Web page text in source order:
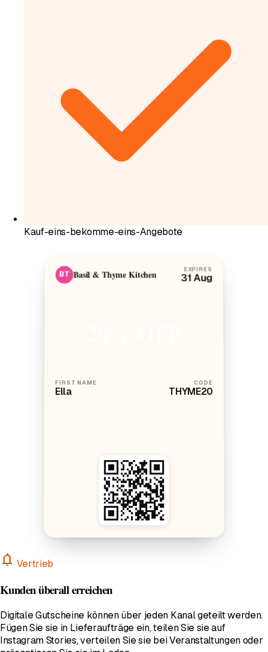
Kauf-eins-bekomme-eins-Angebote
BT Basil & Thyme Kitchen EXPIRES
31 Aug
FIRST NAME
Ella
CODE
THYME20
notifications Vertrieb
Kunden überall erreichen
Digitale Gutscheine können über jeden Kanal geteilt werden.
Fügen Sie sie in Lieferaufträge ein, teilen Sie sie auf
Instagram Stories, verteilen Sie sie bei Veranstaltungen oder